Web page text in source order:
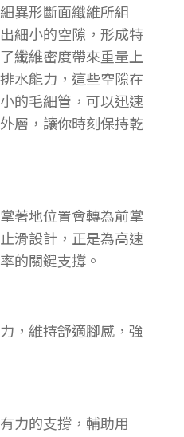
異形斷面纖維所組
細小的空隙，形成特
纖維密度帶來重量上
水能力，這些空隙在
的毛細管，可以迅速
層，讓你時刻保持乾
著地位置會轉為前掌
滑設計，正是為高速
的關鍵支撐。
，維持舒適腳感，強
力的支撐，輔助用